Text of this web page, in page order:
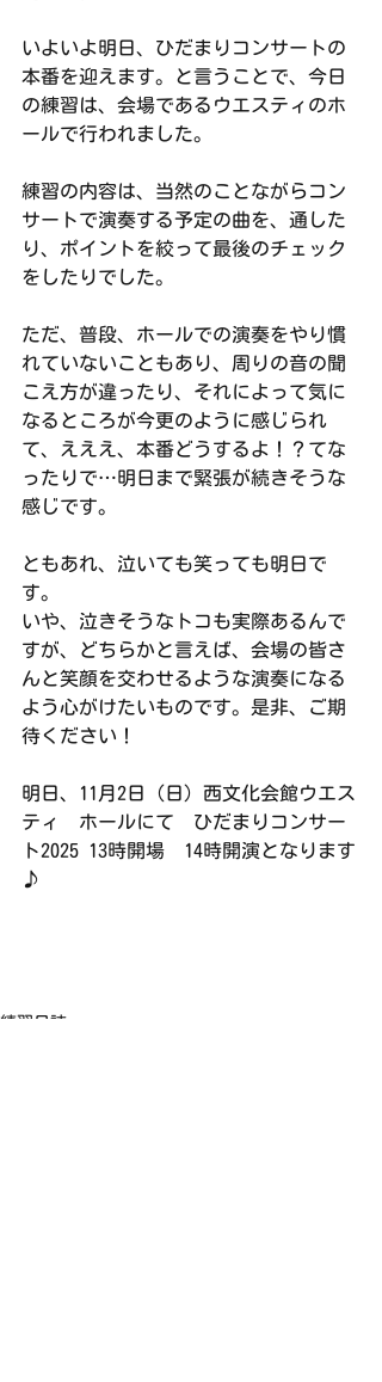
いよいよ明日、ひだまりコンサートの
本番を迎えます。と言うことで、今日
の練習は、会場であるウエスティのホ
ールで行われました。
練習の内容は、当然のことながらコン
サートで演奏する予定の曲を、通した
り、ポイントを絞って最後のチェック
をしたりでした。
ただ、普段、ホールでの演奏をやり慣
れていないこともあり、周りの音の聞
こえ方が違ったり、それによって気に
なるところが今更のように感じられ
て、えええ、本番どうするよ！？てな
ったりで…明日まで緊張が続きそうな
感じです。
ともあれ、泣いても笑っても明日で
す。
いや、泣きそうなトコも実際あるんで
すが、どちらかと言えば、会場の皆さ
んと笑顔を交わせるような演奏になる
よう心がけたいものです。是非、ご期
待ください！
明日、11月2日（日）西文化会館ウエス
ティ　ホールにて　ひだまりコンサー
ト2025 13時開場　14時開演となります
♪
練習日誌